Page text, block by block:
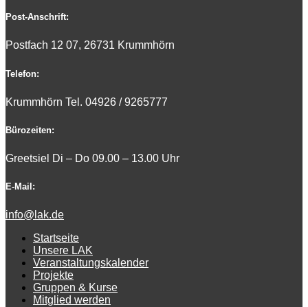
Post-Anschrift:
Postfach 12 07, 26731 Krummhörn
Telefon:
Krummhörn Tel. 04926 / 9265777
Bürozeiten:
Greetsiel Di – Do 09.00 – 13.00 Uhr
E-Mail:
info@lak.de
Startseite
Unsere LAK
Veranstaltungskalender
Projekte
Gruppen & Kurse
Mitglied werden